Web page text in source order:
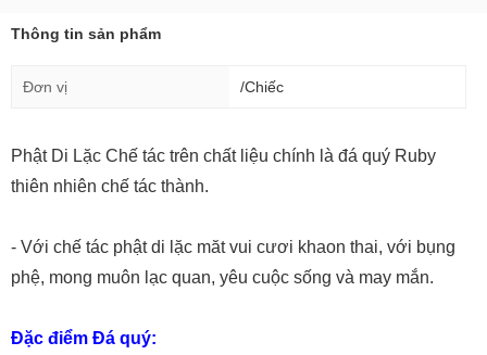
Thông tin sản phẩm
Đơn vị /Chiếc
Phật Di Lặc Chế tác trên chất liệu chính là đá quý Ruby
thiên nhiên chế tác thành.
- Với chế tác phật di lặc măt vui cươi khaon thai, với bụng
phệ, mong muôn lạc quan, yêu cuộc sống và may mắn.
Đặc điểm Đá quý: